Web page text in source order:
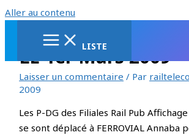
Aller au contenu
LISTE
LE 1er Mars 2009
Laisser un commentaire / Par
2009
Les P-DG des Filiales Rail Pub
se sont déplacé à FERROVIAL Annaba